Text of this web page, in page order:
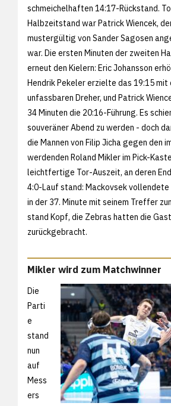
schmeichelhaften 14:17-Rückstand.
Halbzeitstand war Patrick Wiencek,
mustergültig von Sander Sagosen
war. Die ersten Minuten der zweiten
erneut den Kielern: Eric Johansson
Hendrik Pekeler erzielte das 19:15 mit
unfassbaren Dreher, und Patrick
34 Minuten die 20:16-Führung. Es
souveräner Abend zu werden - doch
die Mannen von Filip Jicha gegen den
werdenden Roland Mikler im Pick-
leichtfertige Tor-Auszeit, an deren
4:0-Lauf stand: Mackovsek vollendete
in der 37. Minute mit seinem Treffer
stand Kopf, die Zebras hatten die
zurückgebracht.
Mikler wird zum Matchwinner
Die
Parti
e
stand
nun
auf
Mess
ers